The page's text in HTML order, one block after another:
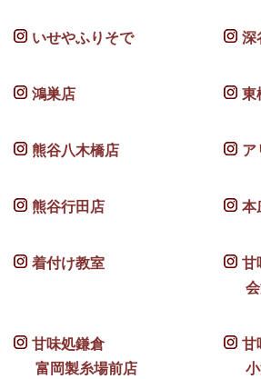
いせやふりそで 深
鴻巣店 東
熊谷八木橋店 ア
熊谷行田店 本
着付け教室
甘
会
甘味処鎌倉
富岡製糸場前店
甘
小